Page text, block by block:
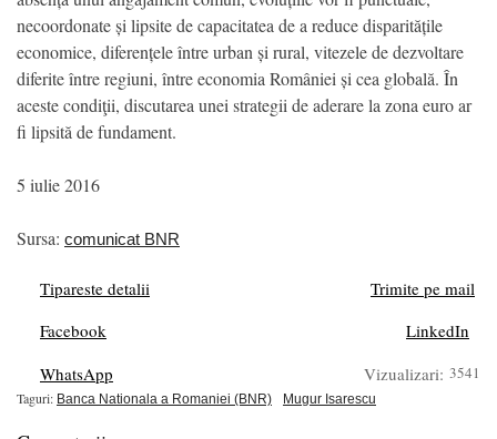
necoordonate și lipsite de capacitatea de a reduce disparitățile
economice, diferențele între urban și rural, vitezele de dezvoltare
diferite între regiuni, între economia României și cea globală. În
aceste condiţii, discutarea unei strategii de aderare la zona euro ar
fi lipsită de fundament.
5 iulie 2016
Sursa: comunicat BNR
Tipareste detalii
Trimite pe mail
Facebook
LinkedIn
WhatsApp
Vizualizari: 3541
Taguri: Banca Nationala a Romaniei (BNR) Mugur Isarescu